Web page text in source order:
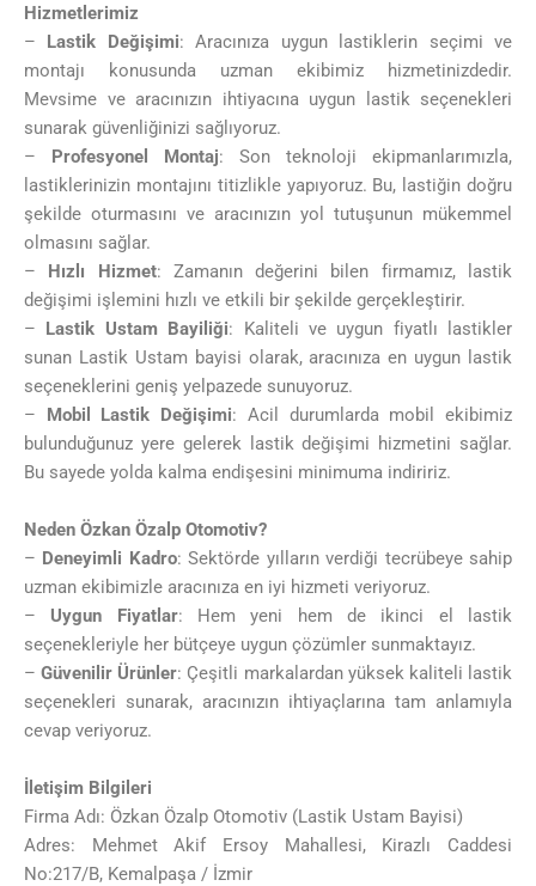
Hizmetlerimiz
– Lastik Değişimi: Aracınıza uygun lastiklerin seçimi ve
montajı konusunda uzman ekibimiz hizmetinizdedir.
Mevsime ve aracınızın ihtiyacına uygun lastik seçenekleri
sunarak güvenliğinizi sağlıyoruz.
– Profesyonel Montaj: Son teknoloji ekipmanlarımızla,
lastiklerinizin montajını titizlikle yapıyoruz. Bu, lastiğin doğru
şekilde oturmasını ve aracınızın yol tutuşunun mükemmel
olmasını sağlar.
– Hızlı Hizmet: Zamanın değerini bilen firmamız, lastik
değişimi işlemini hızlı ve etkili bir şekilde gerçekleştirir.
– Lastik Ustam Bayiliği: Kaliteli ve uygun fiyatlı lastikler
sunan Lastik Ustam bayisi olarak, aracınıza en uygun lastik
seçeneklerini geniş yelpazede sunuyoruz.
– Mobil Lastik Değişimi: Acil durumlarda mobil ekibimiz
bulunduğunuz yere gelerek lastik değişimi hizmetini sağlar.
Bu sayede yolda kalma endişesini minimuma indiririz.
Neden Özkan Özalp Otomotiv?
– Deneyimli Kadro: Sektörde yılların verdiği tecrübeye sahip
uzman ekibimizle aracınıza en iyi hizmeti veriyoruz.
– Uygun Fiyatlar: Hem yeni hem de ikinci el lastik
seçenekleriyle her bütçeye uygun çözümler sunmaktayız.
–Güvenilir Ürünler: Çeşitli markalardan yüksek kaliteli lastik
seçenekleri sunarak, aracınızın ihtiyaçlarına tam anlamıyla
cevap veriyoruz.
İletişim Bilgileri
Firma Adı: Özkan Özalp Otomotiv (Lastik Ustam Bayisi)
Adres: Mehmet Akif Ersoy Mahallesi, Kirazlı Caddesi
No:217/B, Kemalpaşa / İzmir